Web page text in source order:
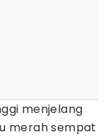
menjelang
merah sempat